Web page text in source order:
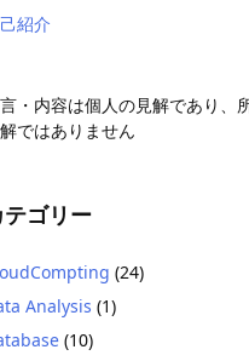
紹介
・内容は個人の見解であり、
ではありません
テゴリー
(24)
Analysis (1)
(10)